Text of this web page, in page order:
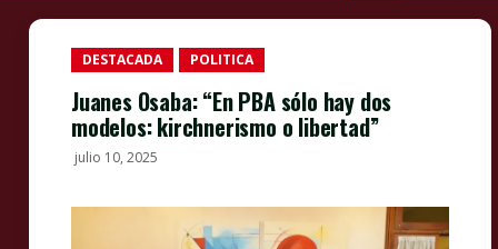
DESTACADA POLITICA
Juanes Osaba: “En PBA sólo hay dos
modelos: kirchnerismo o libertad”
julio 10, 2025